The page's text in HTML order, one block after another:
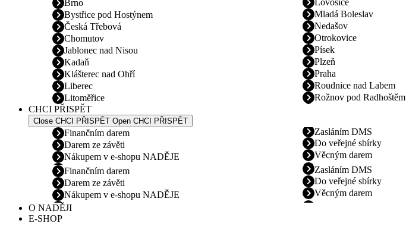
Brno
Bystřice pod Hostýnem
Česká Třebová
Chomutov
Jablonec nad Nisou
Kadaň
Klášterec nad Ohří
Liberec
Litoměřice
Lovosice
Mladá Boleslav
Nedašov
Otrokovice
Písek
Plzeň
Praha
Roudnice nad Labem
Rožnov pod Radhoštěm
CHCI PŘISPĚT
Close CHCI PŘISPĚT Open CHCI PŘISPĚT
Finančním darem
Darem ze závěti
Nákupem v e-shopu NADĚJE
Zasláním DMS
Do veřejné sbírky
Věcným darem
Finančním darem
Darem ze závěti
Nákupem v e-shopu NADĚJE
Zasláním DMS
Do veřejné sbírky
Věcným darem
O NADĚJI
E-SHOP